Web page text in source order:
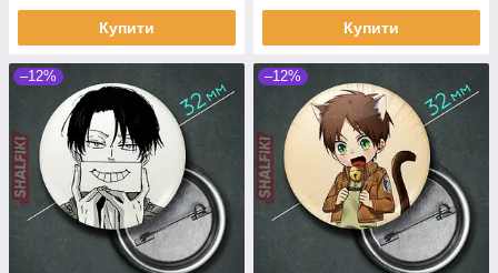
Купити Купити
–12% –12%